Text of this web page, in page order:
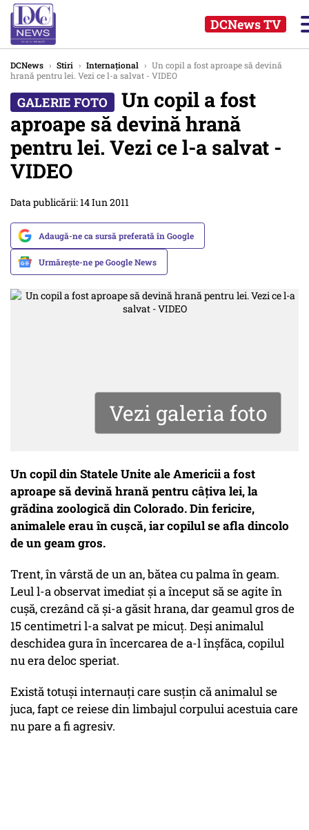
DCNews TV
DCNews › Stiri › Internațional › Un copil a fost aproape să devină
hrană pentru lei. Vezi ce l-a salvat - VIDEO
Un copil a fost
aproape să devină hrană
pentru lei. Vezi ce l-a salvat -
VIDEO
Data publicării: 14 Iun 2011
Adaugă-ne ca sursă preferată în Google
Urmărește-ne pe Google News
Vezi galeria foto
Un copil din Statele Unite ale Americii a fost
aproape să devină hrană pentru câțiva lei, la
grădina zoologică din Colorado. Din fericire,
animalele erau în cușcă, iar copilul se afla dincolo
de un geam gros.
Trent, în vârstă de un an, bătea cu palma în geam.
Leul l-a observat imediat și a început să se agite în
cușă, crezând că și-a găsit hrana, dar geamul gros de
15 centimetri l-a salvat pe micuț. Deși animalul
deschidea gura în încercarea de a-l înșfăca, copilul
nu era deloc speriat.
Există totuși internauți care susțin că animalul se
juca, fapt ce reiese din limbajul corpului acestuia care
nu pare a fi agresiv.